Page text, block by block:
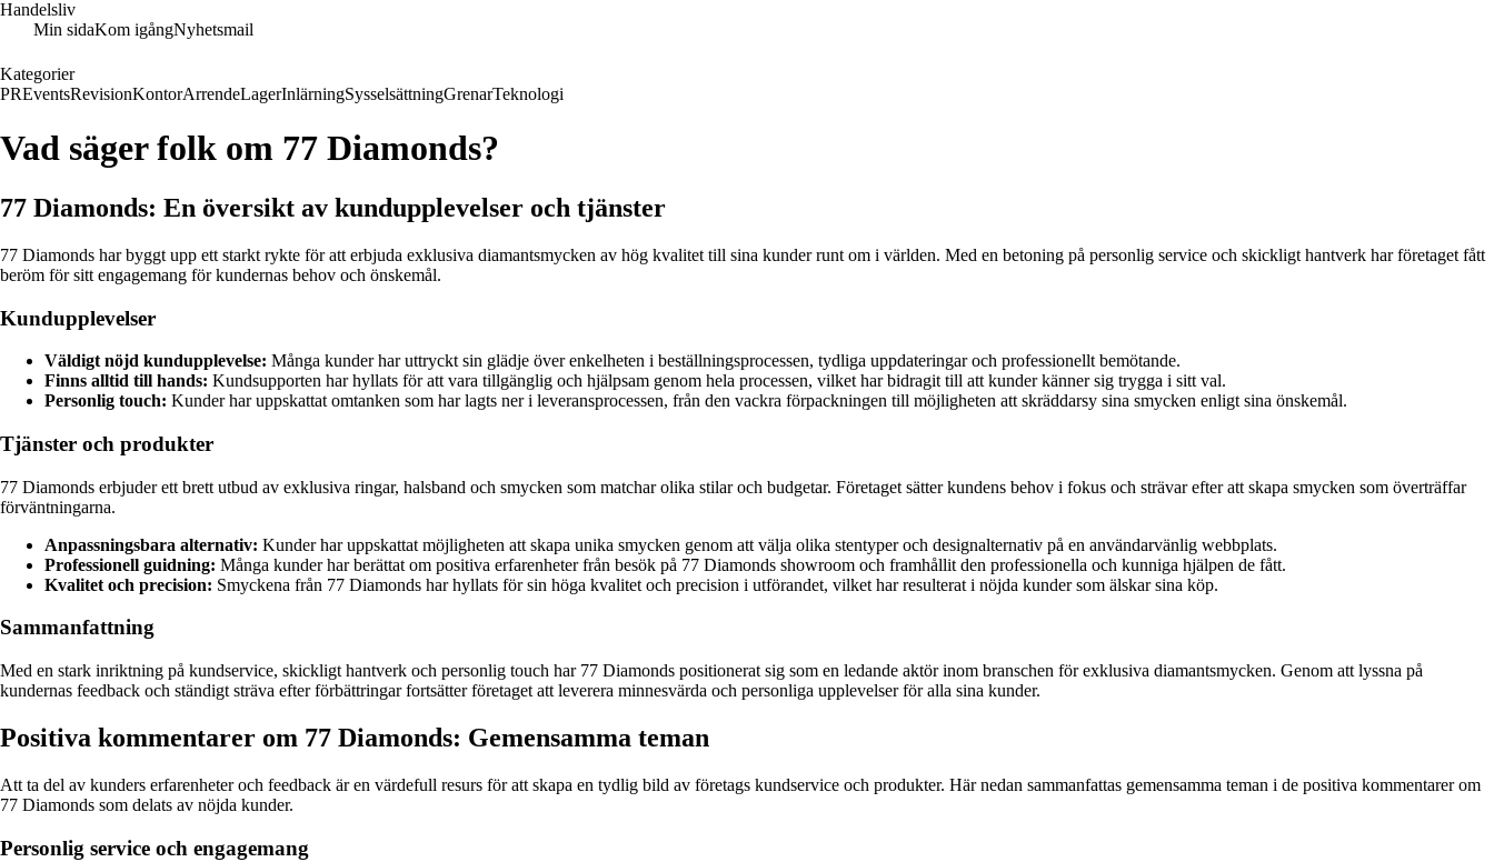
Handelsliv
Min sidaKom igångNyhetsmail
Kategorier
PREventsRevisionKontorArrendeLagerInlärningSysselsättningGrenarTeknologi
Vad säger folk om 77 Diamonds?
77 Diamonds: En översikt av kundupplevelser och tjänster
77 Diamonds har byggt upp ett starkt rykte för att erbjuda exklusiva diamantsmycken av hög kvalitet till sina kunder runt om i världen. Med en betoning på personlig service och skickligt hantverk har företaget fått
beröm för sitt engagemang för kundernas behov och önskemål.
Kundupplevelser
Väldigt nöjd kundupplevelse: Många kunder har uttryckt sin glädje över enkelheten i beställningsprocessen, tydliga uppdateringar och professionellt bemötande.
Finns alltid till hands: Kundsupporten har hyllats för att vara tillgänglig och hjälpsam genom hela processen, vilket har bidragit till att kunder känner sig trygga i sitt val.
Personlig touch: Kunder har uppskattat omtanken som har lagts ner i leveransprocessen, från den vackra förpackningen till möjligheten att skräddarsy sina smycken enligt sina önskemål.
Tjänster och produkter
77 Diamonds erbjuder ett brett utbud av exklusiva ringar, halsband och smycken som matchar olika stilar och budgetar. Företaget sätter kundens behov i fokus och strävar efter att skapa smycken som överträffar
förväntningarna.
Anpassningsbara alternativ: Kunder har uppskattat möjligheten att skapa unika smycken genom att välja olika stentyper och designalternativ på en användarvänlig webbplats.
Professionell guidning: Många kunder har berättat om positiva erfarenheter från besök på 77 Diamonds showroom och framhållit den professionella och kunniga hjälpen de fått.
Kvalitet och precision: Smyckena från 77 Diamonds har hyllats för sin höga kvalitet och precision i utförandet, vilket har resulterat i nöjda kunder som älskar sina köp.
Sammanfattning
Med en stark inriktning på kundservice, skickligt hantverk och personlig touch har 77 Diamonds positionerat sig som en ledande aktör inom branschen för exklusiva diamantsmycken. Genom att lyssna på
kundernas feedback och ständigt sträva efter förbättringar fortsätter företaget att leverera minnesvärda och personliga upplevelser för alla sina kunder.
Positiva kommentarer om 77 Diamonds: Gemensamma teman
Att ta del av kunders erfarenheter och feedback är en värdefull resurs för att skapa en tydlig bild av företags kundservice och produkter. Här nedan sammanfattas gemensamma teman i de positiva kommentarer om
77 Diamonds som delats av nöjda kunder.
Personlig service och engagemang